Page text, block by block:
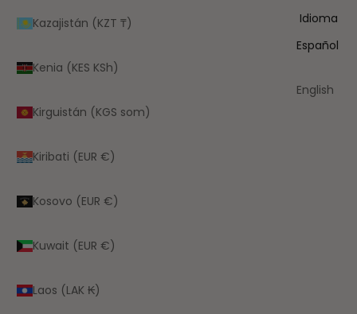
Kazajistán (KZT ₸)
Kenia (KES KSh)
Kirguistán (KGS som)
Kiribati (EUR €)
Kosovo (EUR €)
Kuwait (EUR €)
Laos (LAK ₭)
Idioma
Español
English